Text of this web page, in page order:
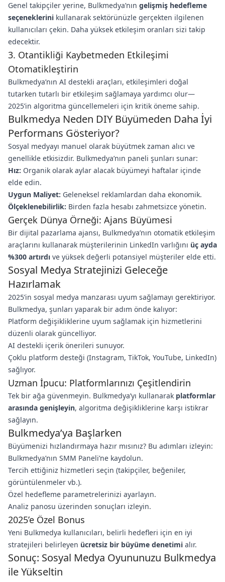
Genel takipçiler yerine, Bulkmedya’nın gelişmiş hedefleme
seçeneklerini kullanarak sektörünüzle gerçekten ilgilenen
kullanıcıları çekin. Daha yüksek etkileşim oranları sizi takip
edecektir.
3. Otantikliği Kaybetmeden Etkileşimi
Otomatikleştirin
Bulkmedya’nın AI destekli araçları, etkileşimleri doğal
tutarken tutarlı bir etkileşim sağlamaya yardımcı olur—
2025’in algoritma güncellemeleri için kritik öneme sahip.
Bulkmedya Neden DIY Büyümeden Daha İyi
Performans Gösteriyor?
Sosyal medyayı manuel olarak büyütmek zaman alıcı ve
genellikle etkisizdir. Bulkmedya’nın paneli şunları sunar:
Hız: Organik olarak aylar alacak büyümeyi haftalar içinde
elde edin.
Uygun Maliyet: Geleneksel reklamlardan daha ekonomik.
Ölçeklenebilirlik: Birden fazla hesabı zahmetsizce yönetin.
Gerçek Dünya Örneği: Ajans Büyümesi
Bir dijital pazarlama ajansı, Bulkmedya’nın otomatik etkileşim
araçlarını kullanarak müşterilerinin LinkedIn varlığını üç ayda
%300 artırdı ve yüksek değerli potansiyel müşteriler elde etti.
Sosyal Medya Stratejinizi Geleceğe
Hazırlamak
2025’in sosyal medya manzarası uyum sağlamayı gerektiriyor.
Bulkmedya, şunları yaparak bir adım önde kalıyor:
Platform değişikliklerine uyum sağlamak için hizmetlerini
düzenli olarak güncelliyor.
AI destekli içerik önerileri sunuyor.
Çoklu platform desteği (Instagram, TikTok, YouTube, LinkedIn)
sağlıyor.
Uzman İpucu: Platformlarınızı Çeşitlendirin
Tek bir ağa güvenmeyin. Bulkmedya’yı kullanarak platformlar
arasında genişleyin, algoritma değişikliklerine karşı istikrar
sağlayın.
Bulkmedya’ya Başlarken
Büyümenizi hızlandırmaya hazır mısınız? Bu adımları izleyin:
Bulkmedya’nın SMM Paneli’ne kaydolun.
Tercih ettiğiniz hizmetleri seçin (takipçiler, beğeniler,
görüntülenmeler vb.).
Özel hedefleme parametrelerinizi ayarlayın.
Analiz panosu üzerinden sonuçları izleyin.
2025’e Özel Bonus
Yeni Bulkmedya kullanıcıları, belirli hedefleri için en iyi
stratejileri belirleyen ücretsiz bir büyüme denetimi alır.
Sonuç: Sosyal Medya Oyununuzu Bulkmedya
ile Yükseltin